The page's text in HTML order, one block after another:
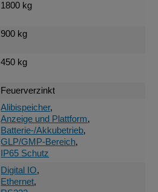
1800 kg
900 kg
450 kg
Feuerverzinkt
Alibispeicher,
Anzeige und Plattform,
Batterie-/Akkubetrieb,
GLP/GMP-Bereich,
IP65 Schutz
Digital IO,
Ethernet,